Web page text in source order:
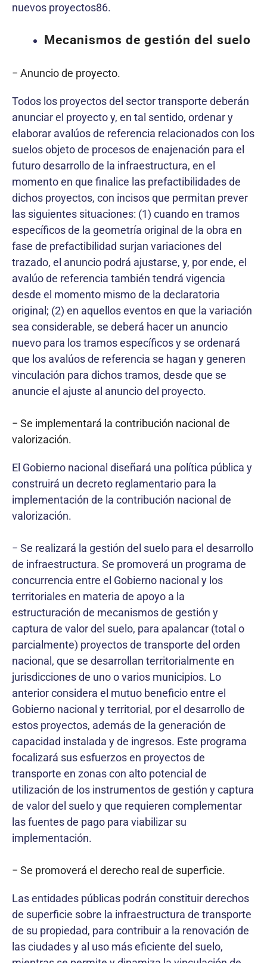
nuevos proyectos86.
Mecanismos de gestión del suelo
− Anuncio de proyecto.
Todos los proyectos del sector transporte deberán
anunciar el proyecto y, en tal sentido, ordenar y
elaborar avalúos de referencia relacionados con los
suelos objeto de procesos de enajenación para el
futuro desarrollo de la infraestructura, en el
momento en que finalice las prefactibilidades de
dichos proyectos, con incisos que permitan prever
las siguientes situaciones: (1) cuando en tramos
específicos de la geometría original de la obra en
fase de prefactibilidad surjan variaciones del
trazado, el anuncio podrá ajustarse, y, por ende, el
avalúo de referencia también tendrá vigencia
desde el momento mismo de la declaratoria
original; (2) en aquellos eventos en que la variación
sea considerable, se deberá hacer un anuncio
nuevo para los tramos específicos y se ordenará
que los avalúos de referencia se hagan y generen
vinculación para dichos tramos, desde que se
anuncie el ajuste al anuncio del proyecto.
− Se implementará la contribución nacional de
valorización.
El Gobierno nacional diseñará una política pública y
construirá un decreto reglamentario para la
implementación de la contribución nacional de
valorización.
− Se realizará la gestión del suelo para el desarrollo
de infraestructura. Se promoverá un programa de
concurrencia entre el Gobierno nacional y los
territoriales en materia de apoyo a la
estructuración de mecanismos de gestión y
captura de valor del suelo, para apalancar (total o
parcialmente) proyectos de transporte del orden
nacional, que se desarrollan territorialmente en
jurisdicciones de uno o varios municipios. Lo
anterior considera el mutuo beneficio entre el
Gobierno nacional y territorial, por el desarrollo de
estos proyectos, además de la generación de
capacidad instalada y de ingresos. Este programa
focalizará sus esfuerzos en proyectos de
transporte en zonas con alto potencial de
utilización de los instrumentos de gestión y captura
de valor del suelo y que requieren complementar
las fuentes de pago para viabilizar su
implementación.
− Se promoverá el derecho real de superficie.
Las entidades públicas podrán constituir derechos
de superficie sobre la infraestructura de transporte
de su propiedad, para contribuir a la renovación de
las ciudades y al uso más eficiente del suelo,